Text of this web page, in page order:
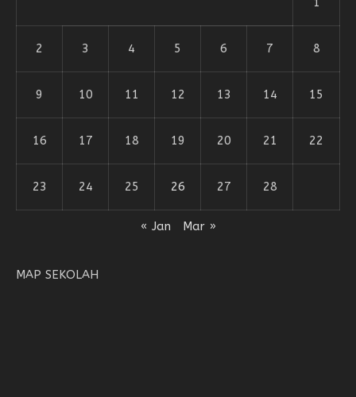
2 3 4 5 6 7 8
9 10 11 12 13 14 15
16 17 18 19 20 21 22
23 24 25 26 27 28
« Jan Mar »
MAP SEKOLAH